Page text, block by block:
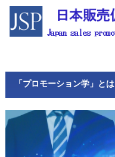
「プロモーション学」とは